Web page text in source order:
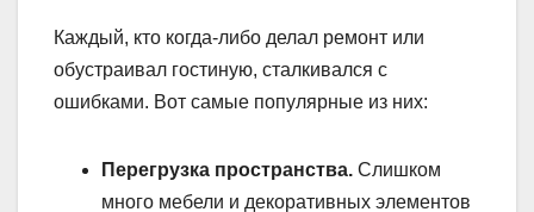
Каждый, кто когда-либо делал ремонт или
обустраивал гостиную, сталкивался с
ошибками. Вот самые популярные из них:
Перегрузка пространства. Слишком
много мебели и декоративных элементов